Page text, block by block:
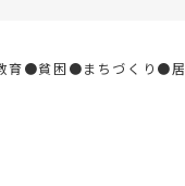
育●貧困●まちづくり●